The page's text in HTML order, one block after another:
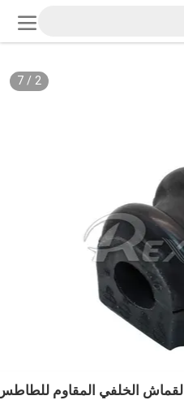
2
/
7
القماش الخلفي المقاوم